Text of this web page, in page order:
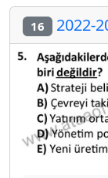
16 2022-